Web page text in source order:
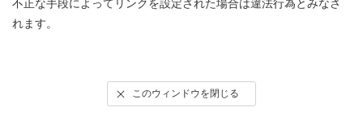
不正な手段によってリンクを設定された場合は違法行為とみなさ
れます。
このウィンドウを閉じる